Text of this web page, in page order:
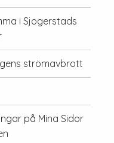
i Sjogerstads
strömavbrott
på Mina Sidor